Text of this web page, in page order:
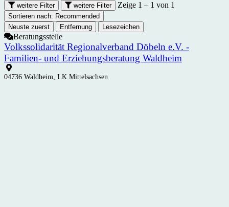
weitere Filter weitere Filter Zeige 1 – 1 von 1
Sortieren nach: Recommended
Neuste zuerst
Entfernung Lesezeichen
Beratungsstelle
Volkssolidarität Regionalverband Döbeln e.V. -
Familien- und Erziehungsberatung Waldheim
04736 Waldheim, LK Mittelsachsen